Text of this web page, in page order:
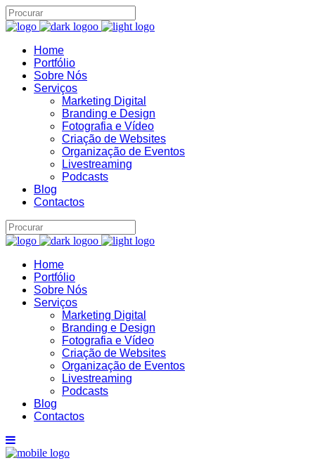
Home
Portfólio
Sobre Nós
Serviços
Marketing Digital
Branding e Design
Fotografia e Vídeo
Criação de Websites
Organização de Eventos
Livestreaming
Podcasts
Blog
Contactos
Home
Portfólio
Sobre Nós
Serviços
Marketing Digital
Branding e Design
Fotografia e Vídeo
Criação de Websites
Organização de Eventos
Livestreaming
Podcasts
Blog
Contactos
B22
Assistente IA · Brand22
Online
16:27